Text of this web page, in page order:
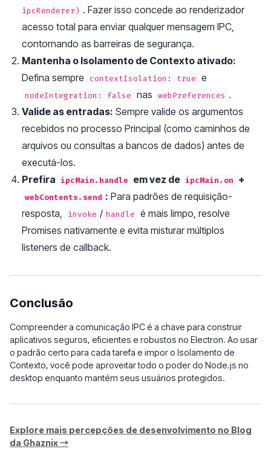
ipcRenderer) . Fazer isso concede ao renderizador
acesso total para enviar qualquer mensagem IPC,
contornando as barreiras de segurança.
Mantenha o Isolamento de Contexto ativado:
Defina sempre contextIsolation: true e
nodeIntegration: false nas webPreferences .
Valide as entradas: Sempre valide os argumentos
recebidos no processo Principal (como caminhos de
arquivos ou consultas a bancos de dados) antes de
executá-los.
Prefira ipcMain.handle em vez de ipcMain.on +
webContents.send : Para padrões de requisição-
resposta,
invoke / handle é mais limpo, resolve
Promises nativamente e evita misturar múltiplos
listeners de callback.
Conclusão
Compreender a comunicação IPC é a chave para construir
aplicativos seguros, eficientes e robustos no Electron. Ao usar
o padrão certo para cada tarefa e impor o Isolamento de
Contexto, você pode aproveitar todo o poder do Node.js no
desktop enquanto mantém seus usuários protegidos.
Explore mais percepções de desenvolvimento no Blog
da Ghaznix →